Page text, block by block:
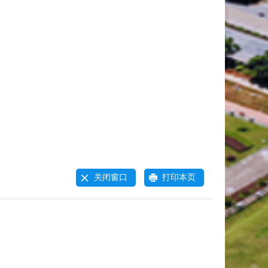
关闭窗口 打印本页